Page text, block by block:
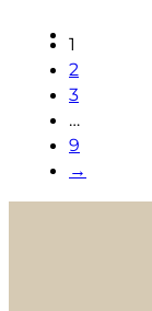
1
2
3
…
9
→